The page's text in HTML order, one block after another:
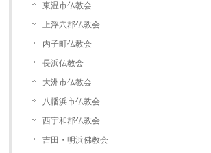
東温市仏教会
上浮穴郡仏教会
内子町仏教会
長浜仏教会
大洲市仏教会
八幡浜市仏教会
西宇和郡仏教会
吉田・明浜佛教会